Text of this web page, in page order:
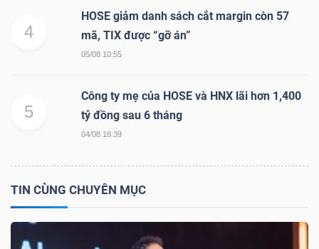
4
HOSE giảm danh sách cắt margin còn 57
mã, TIX được “gỡ án”
05/08 10:55
5
Công ty mẹ của HOSE và HNX lãi hơn 1,400
tỷ đồng sau 6 tháng
04/08 18:39
TIN CÙNG CHUYÊN MỤC
CHÍNH
NGHỆ
THÔNG